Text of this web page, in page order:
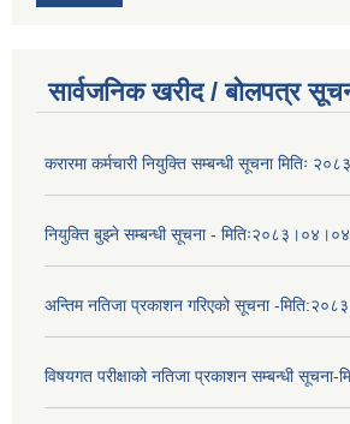
सार्वजनिक खरीद / बोलपत्र
करारमा कर्मचारी नियुक्ति सम्बन्धी सूचना मितिः
नियुक्ति बुझ्ने सम्बन्धी सूचना - मितिः२०८३।०४।०४
अन्तिम नतिजा प्रकाशन गरिएको सूचना -
विषयगत परीक्षाको नतिजा प्रकाशन सम्बन्धी